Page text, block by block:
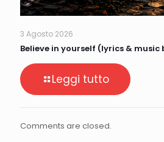
3 Agosto 2026
Believe in yourself (lyrics & music
Leggi tutto
Comments are closed.